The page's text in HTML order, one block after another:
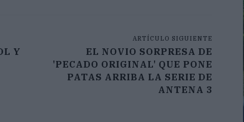
Y
ARTÍCULO SIGUIENTE
EL NOVIO SORPRESA DE
'PECADO ORIGINAL' QUE PONE
PATAS ARRIBA LA SERIE DE
ANTENA 3